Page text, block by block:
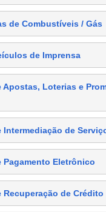
de Combustíveis / Gás
de Imprensa
Apostas, Loterias e
Intermediação de
Pagamento Eletrônico
Recuperação de Crédito